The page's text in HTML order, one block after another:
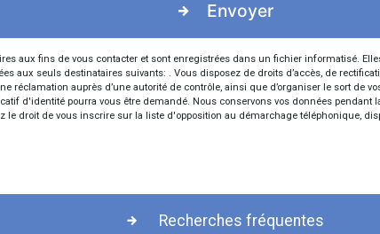
Envoyer
aux fins de vous contacter et sont enregistrées dans un fichier informatisé.
aux seuls destinataires suivants: . Vous disposez de droits d’accès, de
réclamation auprès d’une autorité de contrôle, ainsi que d’organiser le sort de
d'identité pourra vous être demandé. Nous conservons vos données
le droit de vous inscrire sur la liste d'opposition au démarchage téléphonique,
Recherches fréquentes